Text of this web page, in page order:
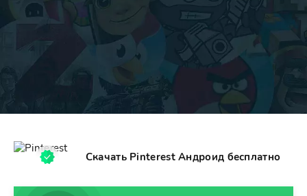
Скачать Pinterest Андроид бесплатно